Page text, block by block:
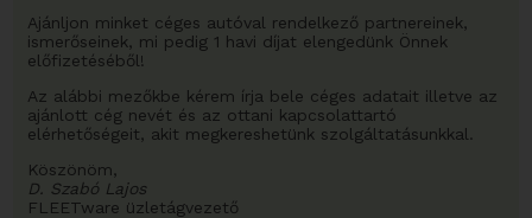
Ajánljon minket céges autóval rendelkező partnereinek,
ismerőseinek, mi pedig 1 havi díjat elengedünk Önnek
előfizetéséből!
Az alábbi mezőkbe kérem írja bele céges adatait illetve az
ajánlott cég nevét és az ottani kapcsolattartó
elérhetőségeit, akit megkereshetünk szolgáltatásunkkal.
Köszönöm,
D. Szabó Lajos
FLEETware üzletágvezető